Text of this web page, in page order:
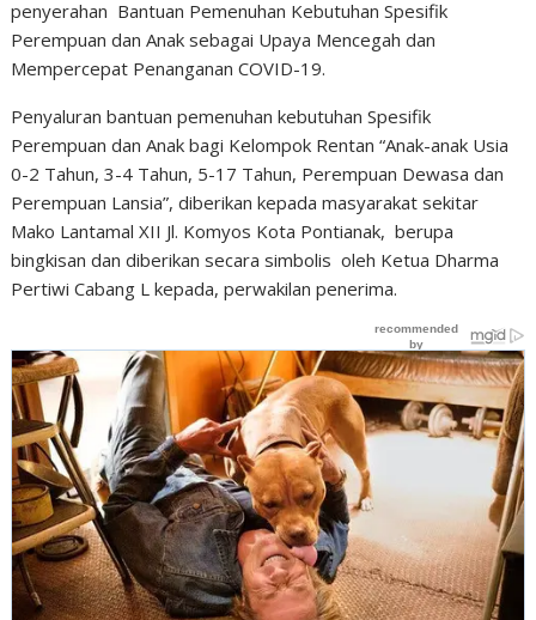
penyerahan Bantuan Pemenuhan Kebutuhan Spesifik
Perempuan dan Anak sebagai Upaya Mencegah dan
Mempercepat Penanganan COVID-19.
Penyaluran bantuan pemenuhan kebutuhan Spesifik
Perempuan dan Anak bagi Kelompok Rentan “Anak-anak Usia
0-2 Tahun, 3-4 Tahun, 5-17 Tahun, Perempuan Dewasa dan
Perempuan Lansia”, diberikan kepada masyarakat sekitar
Mako Lantamal XII Jl. Komyos Kota Pontianak, berupa
bingkisan dan diberikan secara simbolis oleh Ketua Dharma
Pertiwi Cabang L kepada, perwakilan penerima.